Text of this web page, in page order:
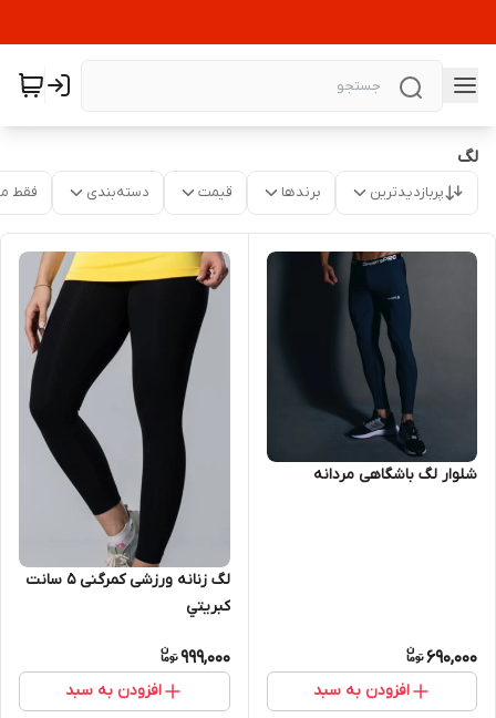
لگ
پربازدیدترین برندها قیمت دسته‌بندی فقط
شلوار لگ باشگاهی مردانه
690,000
افزودن به سبد
لگ زنانه ورزشی کمرگنی 5 سانت
كبريتي
999,000
افزودن به سبد